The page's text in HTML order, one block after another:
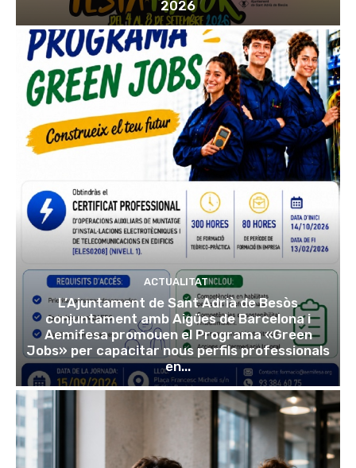
2026
ACTUALITAT
L’Ajuntament de Sant Adrià de Besòs
conjuntament amb Aigües de Barcelona i
Aemifesa promouen el Programa «Green
Jobs» per capacitar nous perfils professionals
en...